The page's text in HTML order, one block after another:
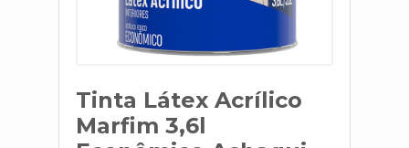
Tinta Látex Acrílico
Marfim 3,6l